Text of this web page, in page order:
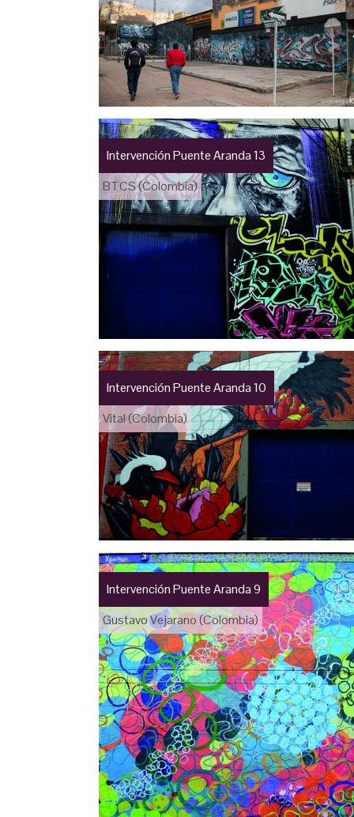
Intervención Puente Aranda 13
BTCS (Colombia)
Intervención Puente Aranda 10
Vital (Colombia)
Intervención Puente Aranda 9
Gustavo Vejarano (Colombia)